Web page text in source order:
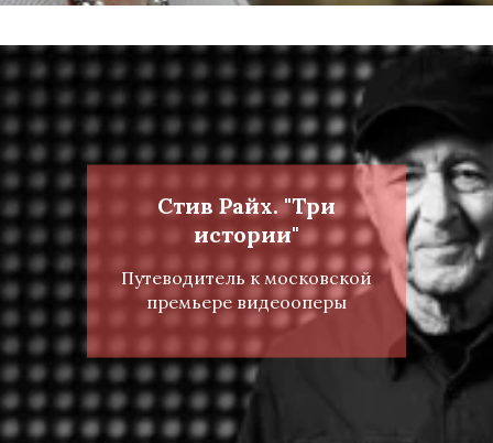
Стив Райх. "Три
истории"
Путеводитель к московской
премьере видеооперы